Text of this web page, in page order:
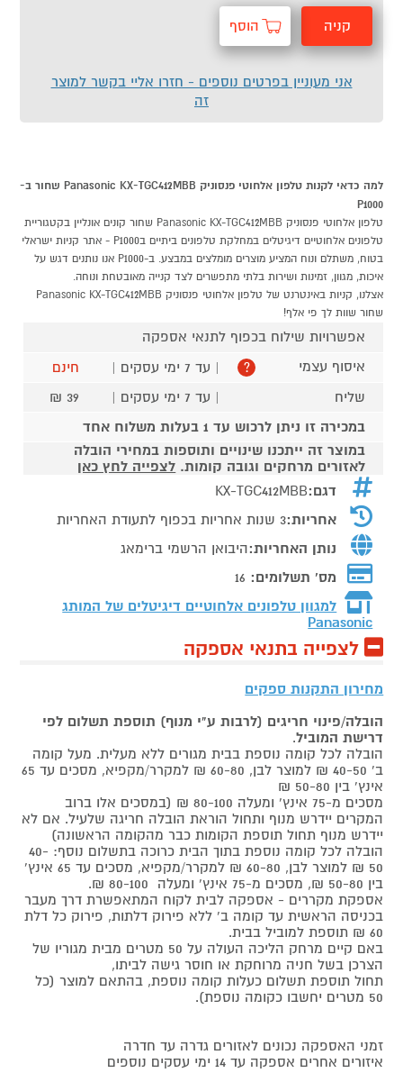
קניה הוסף
אני מעוניין בפרטים נוספים - חזרו אליי בקשר למוצר
זה
למה כדאי לקנות טלפון אלחוטי פנסוניק Panasonic KX-TGC412MBB שחור ב-
P1000
טלפון אלחוטי פנסוניק Panasonic KX-TGC412MBB שחור קונים אונליין בקטגוריית
טלפונים אלחוטיים דיגיטלים במחלקת טלפונים ביתיים בP1000 - אתר קניות ישראלי
בטוח, משתלם ונוח המציע מוצרים מומלצים במבצע. ב-P1000 אנו נותנים דגש על
איכות, מגוון, זמינות ושירות בלתי מתפשרים לצד קנייה מאובטחת ונוחה.
אצלנו, קניות באינטרנט של טלפון אלחוטי פנסוניק Panasonic KX-TGC412MBB
שחור שוות לך פי אלף!
אפשרויות שילוח בכפוף לתנאי אספקה
איסוף עצמי
? | עד 7 ימי עסקים |
חינם
שליח
| עד 7 ימי עסקים |
39 ₪
במכירה זו ניתן לרכוש עד 1 בעלות משלוח אחד
במוצר זה ייתכנו שינויים ותוספות במחירי הובלה
לאזורים מרחקים וגובה קומות. לצפייה לחץ כאן
דגם:KX-TGC412MBB
אחריות:3 שנות אחריות בכפוף לתעודת האחריות
נותן האחריות:היבואן הרשמי ברימאג
מס' תשלומים: 16
למגוון טלפונים אלחוטיים דיגיטלים של המותג
Panasonic
לצפייה בתנאי אספקה
מחירון התקנות ספקים
הובלה/פינוי חריגים (לרבות ע"י מנוף) תוספת תשלום לפי
דרישת המוביל.
הובלה לכל קומה נוספת בבית מגורים ללא מעלית. מעל קומה
ב' 40-50 ₪ למוצר לבן, 60-80 ₪ למקרר/מקפיא, מסכים עד 65
אינץ' בין 50-80 ₪
מסכים מ-75 אינץ' ומעלה 80-100 ₪ (במסכים אלו ברוב
המקרים יידרש מנוף ותחול הוראת הובלה חריגה שלעיל. אם לא
יידרש מנוף תחול תוספת הקומות כבר מהקומה הראשונה)
הובלה לכל קומה נוספת בתוך הבית כרוכה בתשלום נוסף: 40-
50 ₪ למוצר לבן, 60-80 ₪ למקרר/מקפיא, מסכים עד 65 אינץ'
בין 50-80 ₪, מסכים מ-75 אינץ' ומעלה 80-100 ₪.
אספקת מקררים - אספקה לבית לקוח המתאפשרת דרך מעבר
בכניסה הראשית עד קומה ב' ללא פירוק דלתות, פירוק כל דלת
60 ₪ תוספת למוביל בבית.
באם קיים מרחק הליכה העולה על 50 מטרים מבית מגוריו של
הצרכן בשל חניה מרוחקת או חוסר גישה לביתו,
תחול תוספת תשלום כעלות קומה נוספת, בהתאם למוצר (כל
50 מטרים יחשבו כקומה נוספת).
זמני האספקה נכונים לאזורים גדרה עד חדרה
איזורים אחרים אספקה עד 14 ימי עסקים נוספים